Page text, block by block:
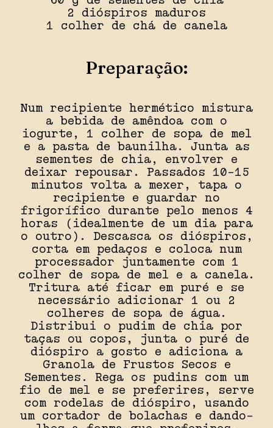
2 dióspiros maduros
1 colher de chá de canela
Preparação:
Num recipiente hermético mistura
a bebida de amêndoa com o
iogurte, 1 colher de sopa de mel
e a pasta de baunilha. Junta as
sementes de chia, envolver e
deixar repousar. Passados 10-15
minutos volta a mexer, tapa o
recipiente e guardar no
frigorífico durante pelo menos 4
horas (idealmente de um dia para
o outro). Descasca os dióspiros,
corta em pedaços e coloca num
processador juntamente com 1
colher de sopa de mel e a canela.
Tritura até ficar em puré e se
necessário adicionar 1 ou 2
colheres de sopa de água.
Distribui o pudim de chia por
taças ou copos, junta o puré de
dióspiro a gosto e adiciona a
Granola de Frustos Secos e
Sementes. Rega os pudins com um
fio de mel e se preferires, serve
com rodelas de dióspiro, usando
um cortador de bolachas e dando-